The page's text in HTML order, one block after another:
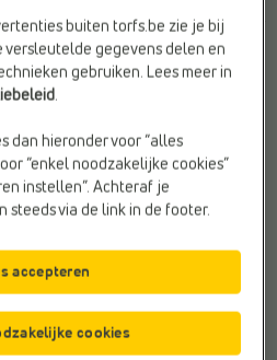
buiten torfs.be zie je bij
gegevens delen en
gebruiken. Lees meer in
.
dan hieronder voor “alles
“enkel noodzakelijke cookies”
instellen”. Achteraf je
steeds via de link in de footer.
cookies
accepteren